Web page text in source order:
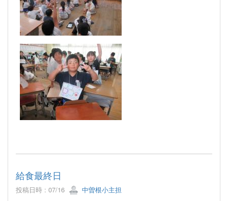
給食最終日
投稿日時 : 07/16 中曽根小主担